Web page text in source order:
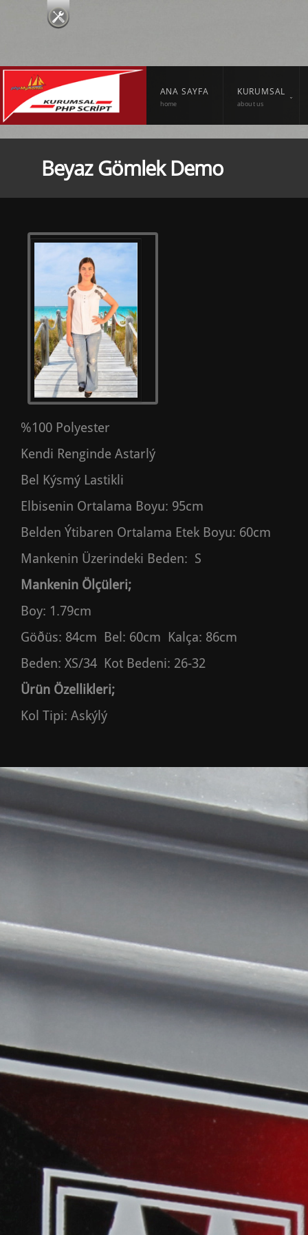
ANA SAYFA
home
KURUMSAL
about us
Beyaz Gömlek Demo
%100 Polyester
Kendi Renginde Astarlý
Bel Kýsmý Lastikli
Elbisenin Ortalama Boyu: 95cm
Belden Ýtibaren Ortalama Etek Boyu: 60cm
Mankenin Üzerindeki Beden: S
Mankenin Ölçüleri;
Boy: 1.79cm
Göðüs: 84cm Bel: 60cm Kalça: 86cm
Beden: XS/34 Kot Bedeni: 26-32
Ürün Özellikleri;
Kol Tipi: Askýlý